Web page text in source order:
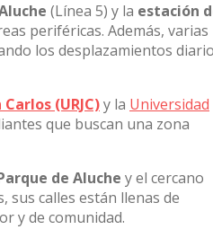
(Línea 5) y la estación
periféricas. Además, varias
los desplazamientos
(URJC)y la Universidad
que buscan una zona
de Aluche y el cercano
sus calles están llenas de
y de comunidad.